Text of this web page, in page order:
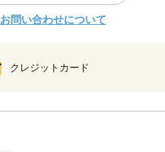
お問い合わせについて
クレジットカード